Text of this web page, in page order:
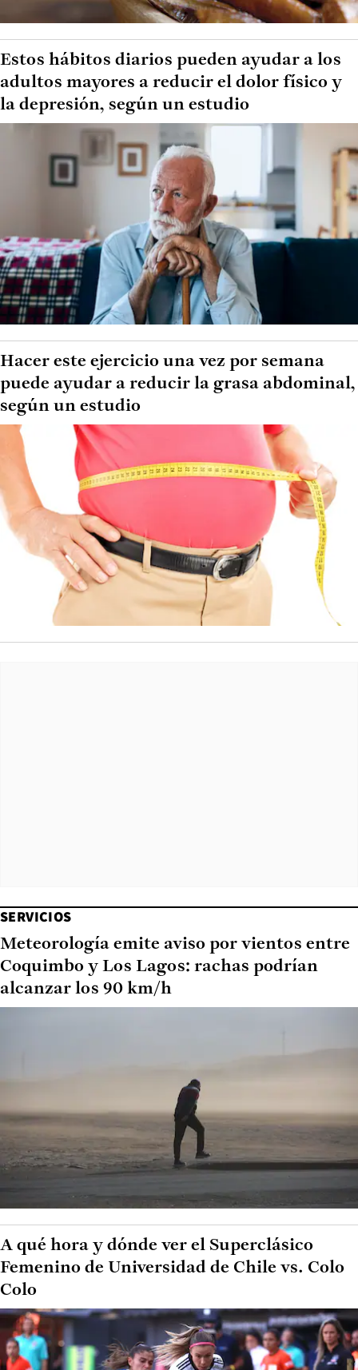
Estos hábitos diarios pueden ayudar a los
adultos mayores a reducir el dolor físico y
la depresión, según un estudio
Hacer este ejercicio una vez por semana
puede ayudar a reducir la grasa abdominal,
según un estudio
SERVICIOS
Meteorología emite aviso por vientos entre
Coquimbo y Los Lagos: rachas podrían
alcanzar los 90 km/h
A qué hora y dónde ver el Superclásico
Femenino de Universidad de Chile vs. Colo
Colo